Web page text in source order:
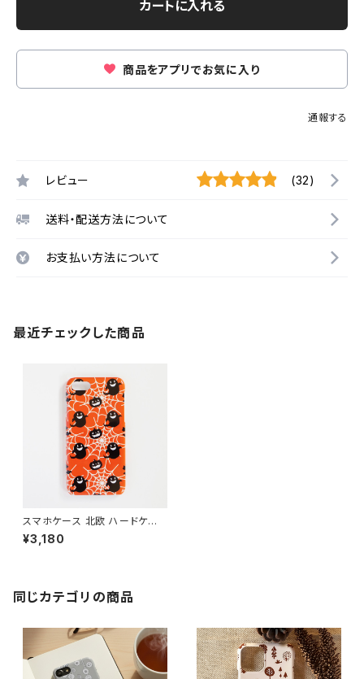
カートに入れる
商品をアプリでお気に入り
通報する
レビュー (32)
送料・配送方法について
お支払い方法について
最近チェックした商品
スマホケース 北欧 ハードケー
ス iPhone17/galaxy/Google
pixel/Xperia おばけ カボチャ
¥3,180
同じカテゴリの商品